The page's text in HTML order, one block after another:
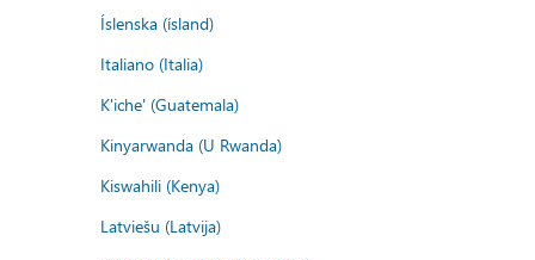
Íslenska (ísland)
Italiano (Italia)
K'iche' (Guatemala)
Kinyarwanda (U Rwanda)
Kiswahili (Kenya)
Latviešu (Latvija)